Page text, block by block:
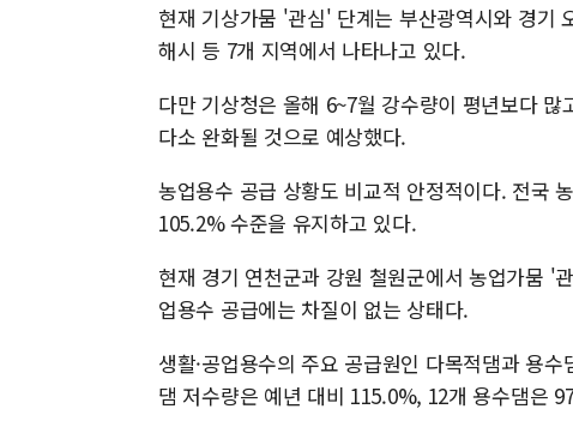
현재 기상가뭄 '관심' 단계는 부산광역시와 경기
해시 등 7개 지역에서 나타나고 있다.
다만 기상청은 올해 6~7월 강수량이 평년보다
다소 완화될 것으로 예상했다.
농업용수 공급 상황도 비교적 안정적이다. 전국
105.2% 수준을 유지하고 있다.
현재 경기 연천군과 강원 철원군에서 농업가뭄 '
업용수 공급에는 차질이 없는 상태다.
생활·공업용수의 주요 공급원인 다목적댐과 용
댐 저수량은 예년 대비 115.0%, 12개 용수댐은